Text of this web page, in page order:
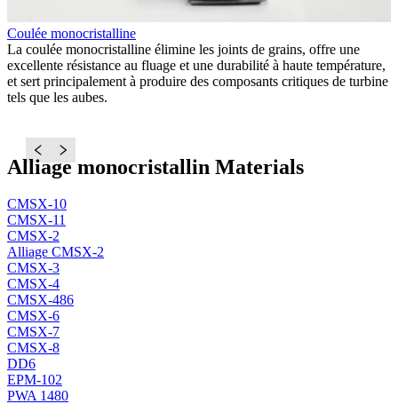
Coulée monocristalline
La coulée monocristalline élimine les joints de grains, offre une
excellente résistance au fluage et une durabilité à haute température,
et sert principalement à produire des composants critiques de turbine
tels que les aubes.
Alliage monocristallin Materials
CMSX-10
CMSX-11
CMSX-2
Alliage CMSX-2
CMSX-3
CMSX-4
CMSX-486
CMSX-6
CMSX-7
CMSX-8
DD6
EPM-102
PWA 1480